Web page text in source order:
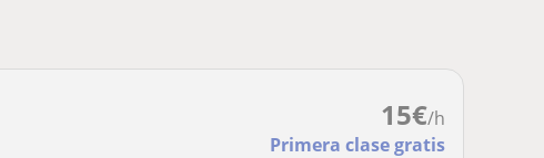
15€/h
Primera clase gratis